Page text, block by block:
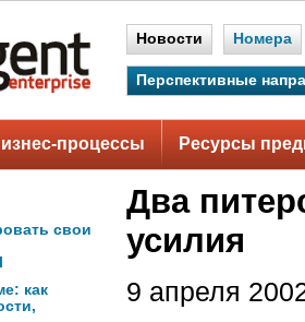
Новости Номера
Перспективные
процессы Ресурсы
свои
как
Два
усилия
9 апреля